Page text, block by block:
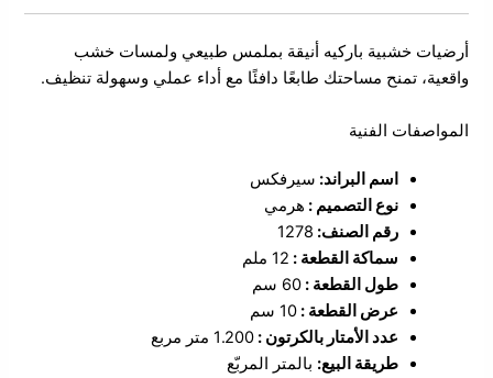
أرضيات خشبية باركيه أنيقة بملمس طبيعي ولمسات خشب
واقعية، تمنح مساحتك طابعًا دافئًا مع أداء عملي وسهولة تنظيف.
المواصفات الفنية
اسم البراند: سيرفكس
نوع التصميم : هرمي
رقم الصنف: 1278
سماكة القطعة : 12 ملم
طول القطعة :60 سم
عرض القطعة :10 سم
عدد الأمتار بالكرتون :1.200 متر مربع
طريقة البيع: بالمتر المربّع